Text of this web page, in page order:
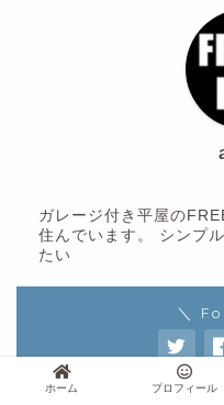
ガレージ付き平屋の
住んでいます。 シンプ
たい
＼
ホーム プロフィール